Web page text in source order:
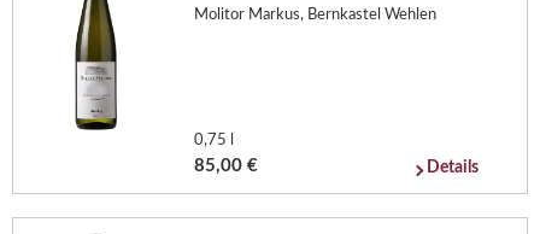
Molitor Markus, Bernkastel Wehlen
0,75 l
85,00 € Details